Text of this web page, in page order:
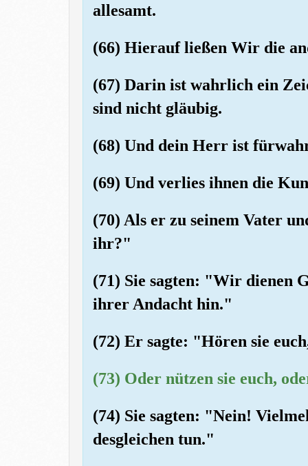
allesamt.
(66) Hierauf ließen Wir die
(67) Darin ist wahrlich ein
sind nicht gläubig.
(68) Und dein Herr ist
(69) Und verlies ihnen die
(70) Als er zu seinem Vater
ihr?"
(71) Sie sagten: "Wir dienen
ihrer Andacht hin."
(72) Er sagte: "Hören sie
(73) Oder nützen sie euch,
(74) Sie sagten: "Nein!
desgleichen tun."